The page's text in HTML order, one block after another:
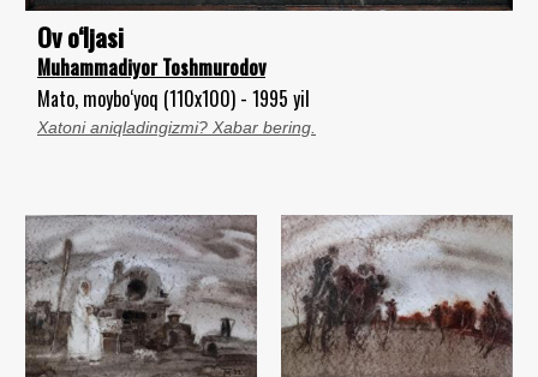
Ov o‘ljasi
Muhammadiyor Toshmurodov
Mato, moybo‘yoq (110x100) - 1995 yil
Xatoni aniqladingizmi? Xabar bering.